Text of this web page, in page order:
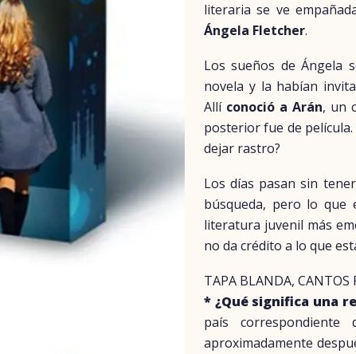
literaria se ve
Ángela Fletcher.
Los sueños de Ángela
novela y la habían
Allí conoció a Arán, un
posterior fue de
dejar rastro?
Los días pasan sin
búsqueda, pero lo que
literatura juvenil más
no da crédito a lo que
TAPA BLANDA, CANTOS
* ¿Qué significa una
país
aproximadamente